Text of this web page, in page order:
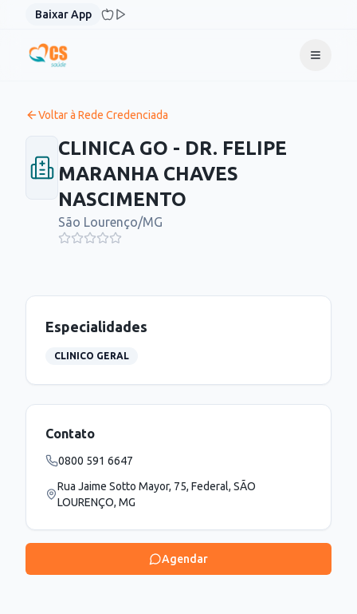
Pular para o conteúdo
Baixar App
Voltar à Rede Credenciada
CLINICA GO - DR. FELIPE
MARANHA CHAVES
NASCIMENTO
São Lourenço/MG
Especialidades
CLINICO GERAL
Contato
0800 591 6647
Rua Jaime Sotto Mayor, 75, Federal, SÃO
LOURENÇO, MG
Agendar